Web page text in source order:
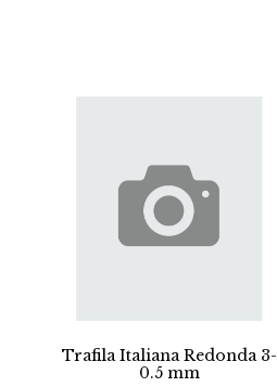
Trafila Italiana Redonda 3-
0.5 mm